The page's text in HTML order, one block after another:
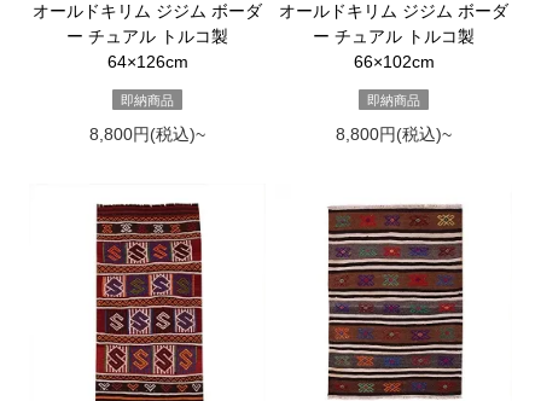
オールドキリム ジジム ボーダ
ー チュアル トルコ製
64×126cm
即納商品
8,800円(税込)~
オールドキリム ジジム ボーダ
ー チュアル トルコ製
66×102cm
即納商品
8,800円(税込)~